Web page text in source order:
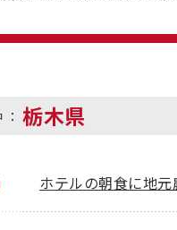
栃木県
ホテルの朝食に地